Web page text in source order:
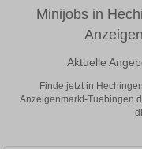
Minijobs in
Aktuelle
Finde jetzt in
Anzeigenmarkt-